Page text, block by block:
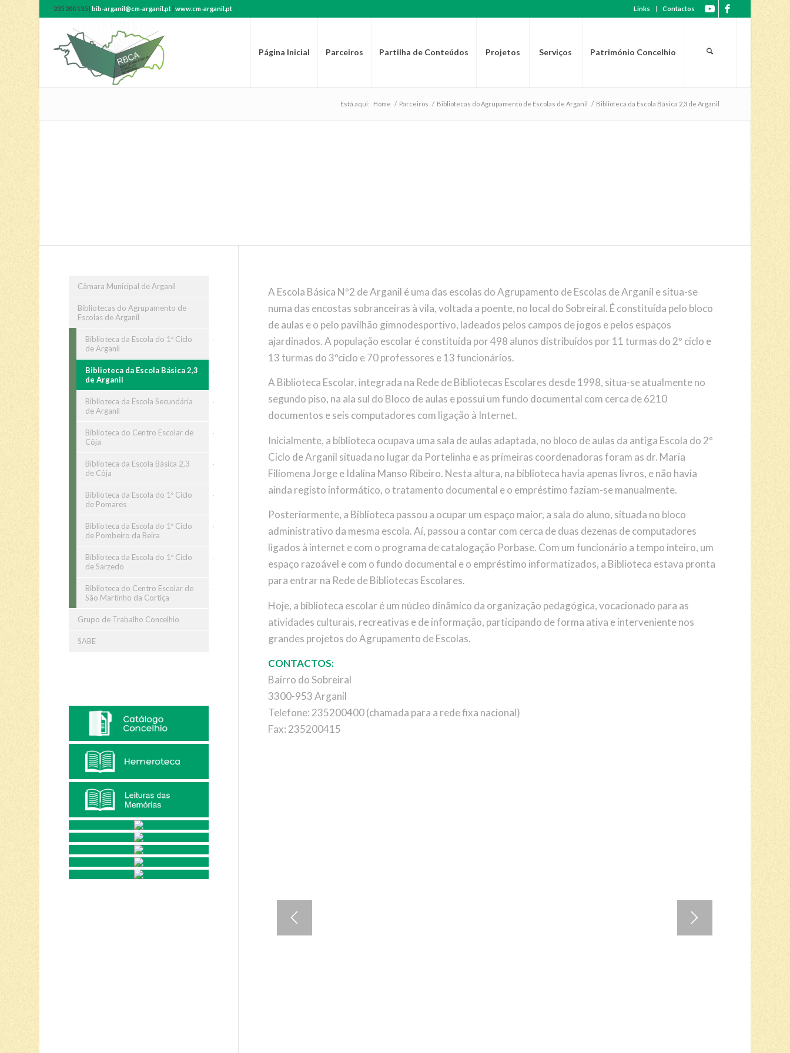
Links Contactos
235 200 135 |bib-arganil@cm-arganil.pt|www.cm-arganil.pt
Página Inicial Parceiros Partilha de Conteúdos Projetos Serviços Património Concelhio
Está aqui: Home / Parceiros / Bibliotecas do Agrupamento de Escolas de Arganil / Biblioteca da Escola Básica 2,3 de Arganil
A Escola Básica Nº2 de Arganil é uma das escolas do Agrupamento de Escolas de Arganil e situa-se
numa das encostas sobranceiras à vila, voltada a poente, no local do Sobreiral. É constituída pelo bloco
de aulas e o pelo pavilhão gimnodesportivo, ladeados pelos campos de jogos e pelos espaços
ajardinados. A população escolar é constituída por 498 alunos distribuídos por 11 turmas do 2º ciclo e
13 turmas do 3ºciclo e 70 professores e 13 funcionários.
A Biblioteca Escolar, integrada na Rede de Bibliotecas Escolares desde 1998, situa-se atualmente no
segundo piso, na ala sul do Bloco de aulas e possui um fundo documental com cerca de 6210
documentos e seis computadores com ligação à Internet.
Inicialmente, a biblioteca ocupava uma sala de aulas adaptada, no bloco de aulas da antiga Escola do 2º
Ciclo de Arganil situada no lugar da Portelinha e as primeiras coordenadoras foram as dr. Maria
Filiomena Jorge e Idalina Manso Ribeiro. Nesta altura, na biblioteca havia apenas livros, e não havia
ainda registo informático, o tratamento documental e o empréstimo faziam-se manualmente.
Posteriormente, a Biblioteca passou a ocupar um espaço maior, a sala do aluno, situada no bloco
administrativo da mesma escola. Aí, passou a contar com cerca de duas dezenas de computadores
ligados à internet e com o programa de catalogação Porbase. Com um funcionário a tempo inteiro, um
espaço razoável e com o fundo documental e o empréstimo informatizados, a Biblioteca estava pronta
para entrar na Rede de Bibliotecas Escolares.
Hoje, a biblioteca escolar é um núcleo dinâmico da organização pedagógica, vocacionado para as
atividades culturais, recreativas e de informação, participando de forma ativa e interveniente nos
grandes projetos do Agrupamento de Escolas.
CONTACTOS:
Bairro do Sobreiral
3300-953 Arganil
Telefone: 235200400 (chamada para a rede fixa nacional)
Fax: 235200415
Câmara Municipal de Arganil
Bibliotecas do Agrupamento de
Escolas de Arganil
Biblioteca da Escola do 1º Ciclo
de Arganil
Biblioteca da Escola Básica 2,3
de Arganil
Biblioteca da Escola Secundária
de Arganil
Biblioteca do Centro Escolar de
Côja
Biblioteca da Escola Básica 2,3
de Côja
Biblioteca da Escola do 1º Ciclo
de Pomares
Biblioteca da Escola do 1º Ciclo
de Pombeiro da Beira
Biblioteca da Escola do 1º Ciclo
de Sarzedo
Biblioteca do Centro Escolar de
São Martinho da Cortiça
Grupo de Trabalho Concelhio
SABE